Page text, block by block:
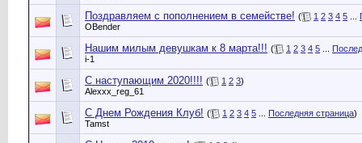
Поздравляем с пополнением в семействе! ( 1 2 3 4 5
OBender
Нашим милым девушкам к 8 марта!!! ( 1 2 3 4 5
i-1
С наступающим 2020!!!! ( 1 2 3)
Alexxx_reg_61
С Днем Рождения Клуб! ( 1 2 3 4 5 Последняя страница)
Tamst